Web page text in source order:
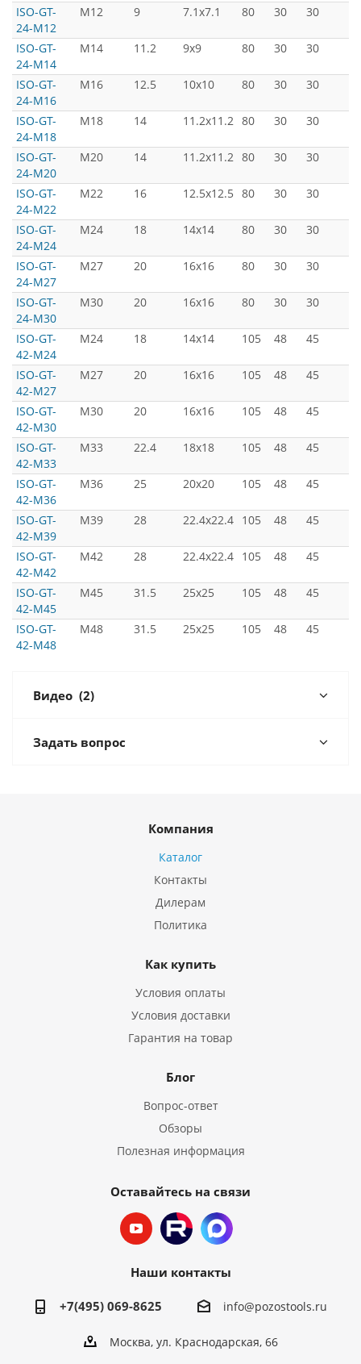
ISO-GT-
24-M12
M12 9 7.1x7.1 80 30 30
ISO-GT-
24-M14
M14 11.2 9x9 80 30 30
ISO-GT-
24-M16
M16 12.5 10x10 80 30 30
ISO-GT-
24-M18
M18 14 11.2x11.2 80 30 30
ISO-GT-
24-M20
M20 14 11.2x11.2 80 30 30
ISO-GT-
24-M22
M22 16 12.5x12.5 80 30 30
ISO-GT-
24-M24
M24 18 14x14 80 30 30
ISO-GT-
24-M27
M27 20 16x16 80 30 30
ISO-GT-
24-M30
M30 20 16x16 80 30 30
ISO-GT-
42-M24
M24 18 14x14 105 48 45
ISO-GT-
42-M27
M27 20 16x16 105 48 45
ISO-GT-
42-M30
M30 20 16x16 105 48 45
ISO-GT-
42-M33
M33 22.4 18x18 105 48 45
ISO-GT-
42-M36
M36 25 20x20 105 48 45
ISO-GT-
42-M39
M39 28 22.4x22.4 105 48 45
ISO-GT-
42-M42
M42 28 22.4x22.4 105 48 45
ISO-GT-
42-M45
M45 31.5 25x25 105 48 45
ISO-GT-
42-M48
M48 31.5 25x25 105 48 45
Видео (2)
Задать вопрос
Компания
Каталог
Контакты
Дилерам
Политика
Как купить
Условия оплаты
Условия доставки
Гарантия на товар
Блог
Вопрос-ответ
Обзоры
Полезная информация
Оставайтесь на связи
Наши контакты
+7(495) 069-8625 info@pozostools.ru
Москва, ул. Краснодарская, 66